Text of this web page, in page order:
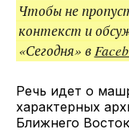
Чтобы не
контекст и
«Сегодня» в
Речь идет о
характерных
Ближнего